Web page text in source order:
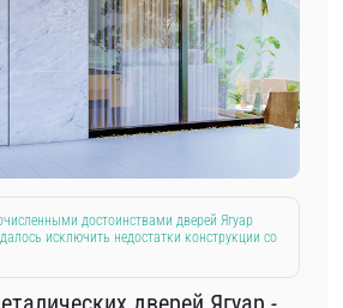
достоинствами дверей Ягуар
исключить недостатки конструкции со